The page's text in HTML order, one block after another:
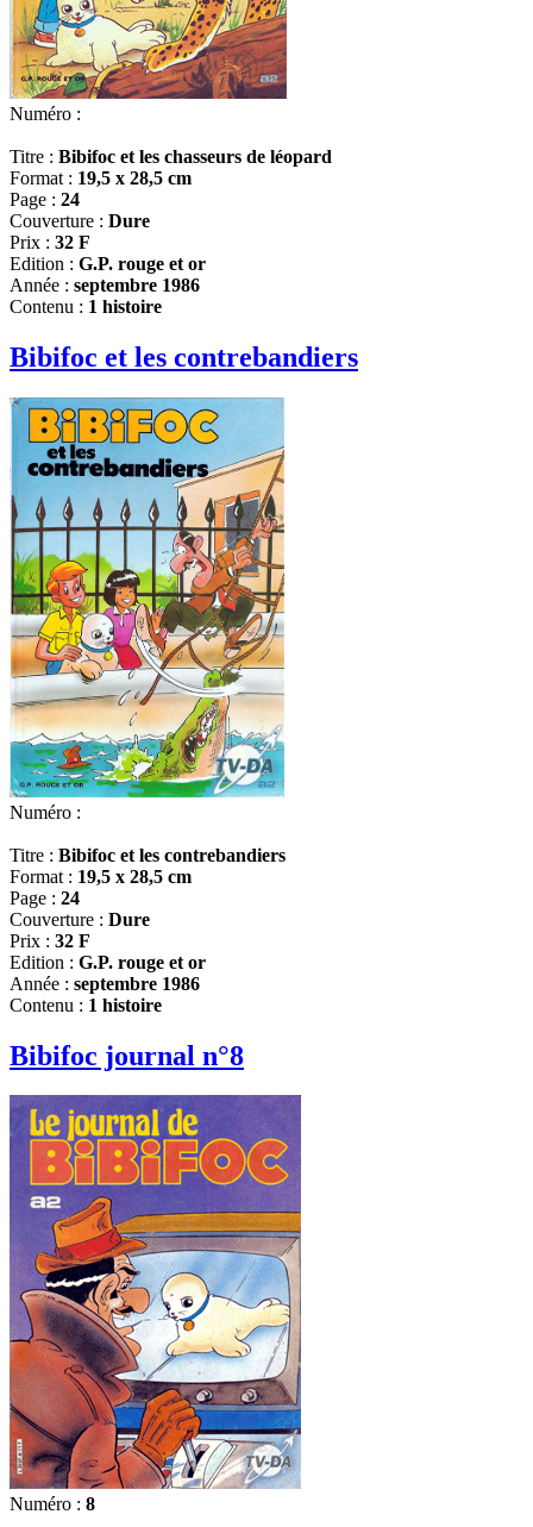
Numéro :
Titre : Bibifoc et les chasseurs de léopard
Format : 19,5 x 28,5 cm
Page : 24
Couverture : Dure
Prix : 32 F
Edition : G.P. rouge et or
Année : septembre 1986
Contenu : 1 histoire
Bibifoc et les contrebandiers
Numéro :
Titre : Bibifoc et les contrebandiers
Format : 19,5 x 28,5 cm
Page : 24
Couverture : Dure
Prix : 32 F
Edition : G.P. rouge et or
Année : septembre 1986
Contenu : 1 histoire
Bibifoc journal n°8
Numéro : 8